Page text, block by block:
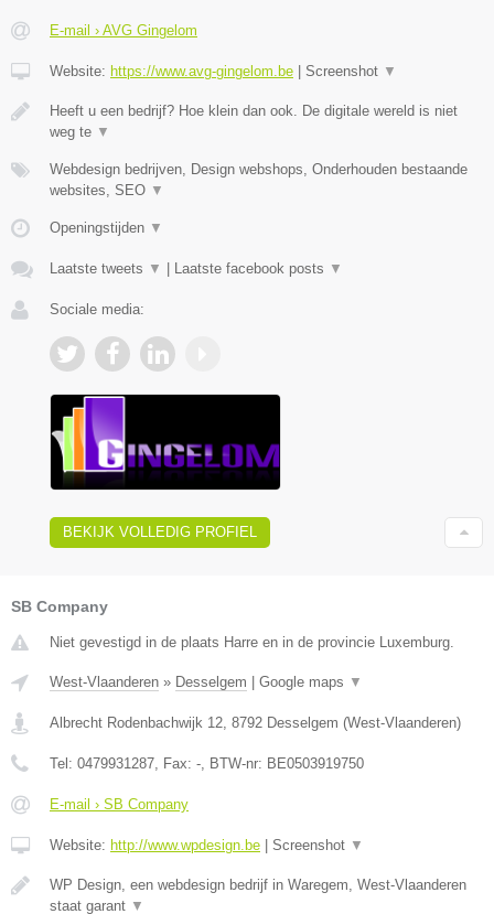
E-mail › AVG Gingelom
Website: https://www.avg-gingelom.be Screenshot ▼
Heeft u een bedrijf? Hoe klein dan ook. De digitale wereld is niet
weg te ▼
Webdesign bedrijven, Design webshops, Onderhouden bestaande
websites, SEO ▼
Openingstijden ▼
Laatste tweets ▼ Laatste facebook posts ▼
Sociale media:
BEKIJK VOLLEDIG PROFIEL
SB Company
Niet gevestigd in de plaats Harre en in de provincie Luxemburg.
West-Vlaanderen » Desselgem Google maps ▼
Albrecht Rodenbachwijk 12, 8792 Desselgem (West-Vlaanderen)
Tel: 0479931287, Fax: -, BTW-nr: BE0503919750
E-mail › SB Company
Website: http://www.wpdesign.be Screenshot ▼
WP Design, een webdesign bedrijf in Waregem, West-Vlaanderen
staat garant ▼